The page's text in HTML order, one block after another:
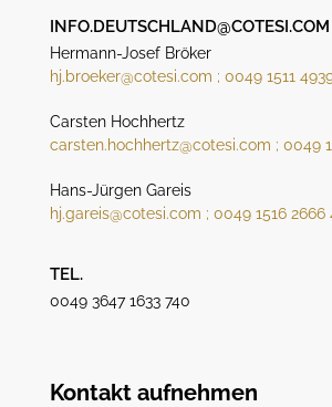
INFO.DEUTSCHLAND@COTESI.COM
Hermann-Josef Bröker
hj.broeker@cotesi.com ; 0049 1511
Carsten Hochhertz
carsten.hochhertz@cotesi.com ; 0049
Hans-Jürgen Gareis
hj.gareis@cotesi.com ; 0049 1516 2666
TEL.
0049 3647 1633 740
Kontakt aufnehmen